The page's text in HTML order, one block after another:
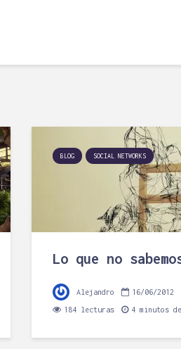
BLOG SOCIAL NETWORKS
Lo que no
Alejandro 16/06/2012
184 lecturas 4 minutos